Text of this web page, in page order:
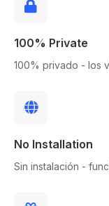
100% Private
100% privado - los
No Installation
Sin instalación -